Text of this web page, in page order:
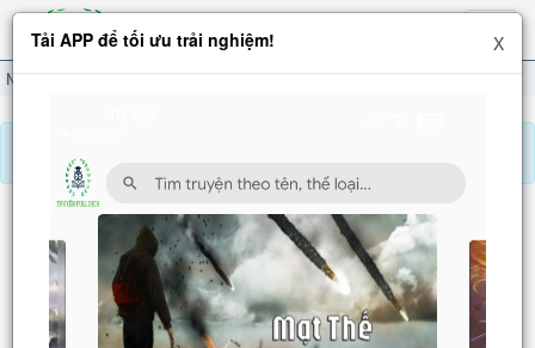
Hiện
menu
Ngạo Thế Đan Thần Chương 419
NGẠO THẾ ĐAN THẦN
Chương 419 : Lang nô
Tải APP để tối ưu trải nghiệm! X